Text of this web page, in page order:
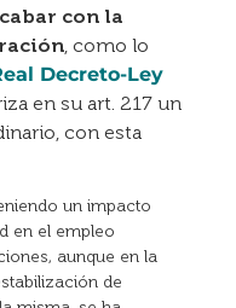
con la
, como lo
Decreto-Ley
en su art. 217 un
con esta
un impacto
en el empleo
aunque en la
de